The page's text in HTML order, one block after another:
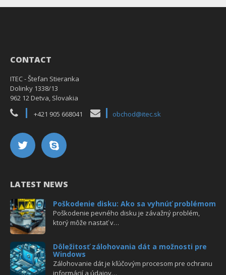
CONTACT
ITEC - Štefan Stieranka
Dolinky 1338/13
962 12 Detva, Slovakia
+421 905 668041
obchod@itec.sk
LATEST NEWS
Poškodenie disku: Ako sa vyhnúť problémom
Poškodenie pevného disku je závažný problém,
ktorý môže nastať v…
Dôležitosť zálohovania dát a možnosti pre
Windows
Zálohovanie dát je kľúčovým procesom pre ochranu
informácií a údajov…